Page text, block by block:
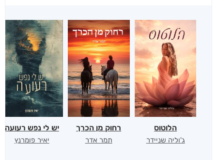
הלוטוס
ג'וליה שניידר
רחוק מן הכרך
תמר אדר
יש לי נפש רעועה
יאיר פומרנץ